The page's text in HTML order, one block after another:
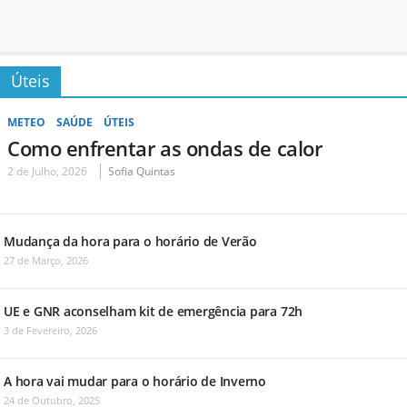
Úteis
METEO SAÚDE ÚTEIS
Como enfrentar as ondas de calor
2 de Julho, 2026 Sofia Quintas
Mudança da hora para o horário de Verão
27 de Março, 2026
UE e GNR aconselham kit de emergência para 72h
3 de Fevereiro, 2026
A hora vai mudar para o horário de Inverno
24 de Outubro, 2025